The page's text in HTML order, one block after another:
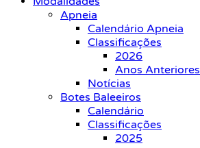
Apneia
Calendário Apneia
Classificações
2026
Anos Anteriores
Notícias
Botes Baleeiros
Calendário
Classificações
2025